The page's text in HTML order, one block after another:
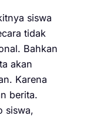
siswa
tidak
Bahkan
akan
Karena
berita.
siswa,